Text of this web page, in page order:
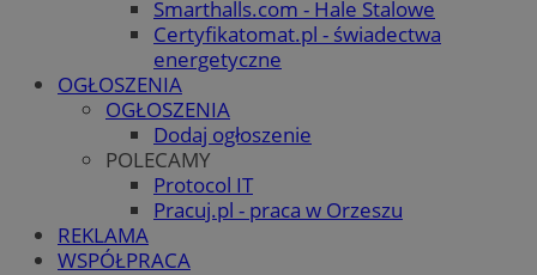
Smarthalls.com - Hale Stalowe
Certyfikatomat.pl - świadectwa
energetyczne
OGŁOSZENIA
OGŁOSZENIA
Dodaj ogłoszenie
POLECAMY
Protocol IT
Pracuj.pl - praca w Orzeszu
REKLAMA
WSPÓŁPRACA